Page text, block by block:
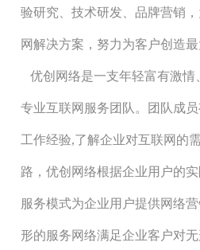
验研究、技术研发、品牌营销
网解决方案，努力为客户创造最
优创网络是一支年轻富有激情
专业互联网服务团队。团队成
工作经验,了解企业对互联网的
路，优创网络根据企业用户的
服务模式为企业用户提供网络
形的服务网络满足企业客户对无